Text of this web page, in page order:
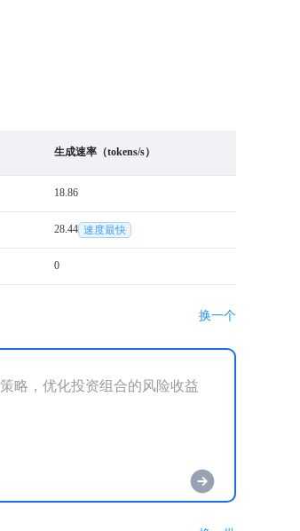
生成速率（tokens/s）
18.86
28.44 速度最快
0
换一个
，优化投资组合的风险收益